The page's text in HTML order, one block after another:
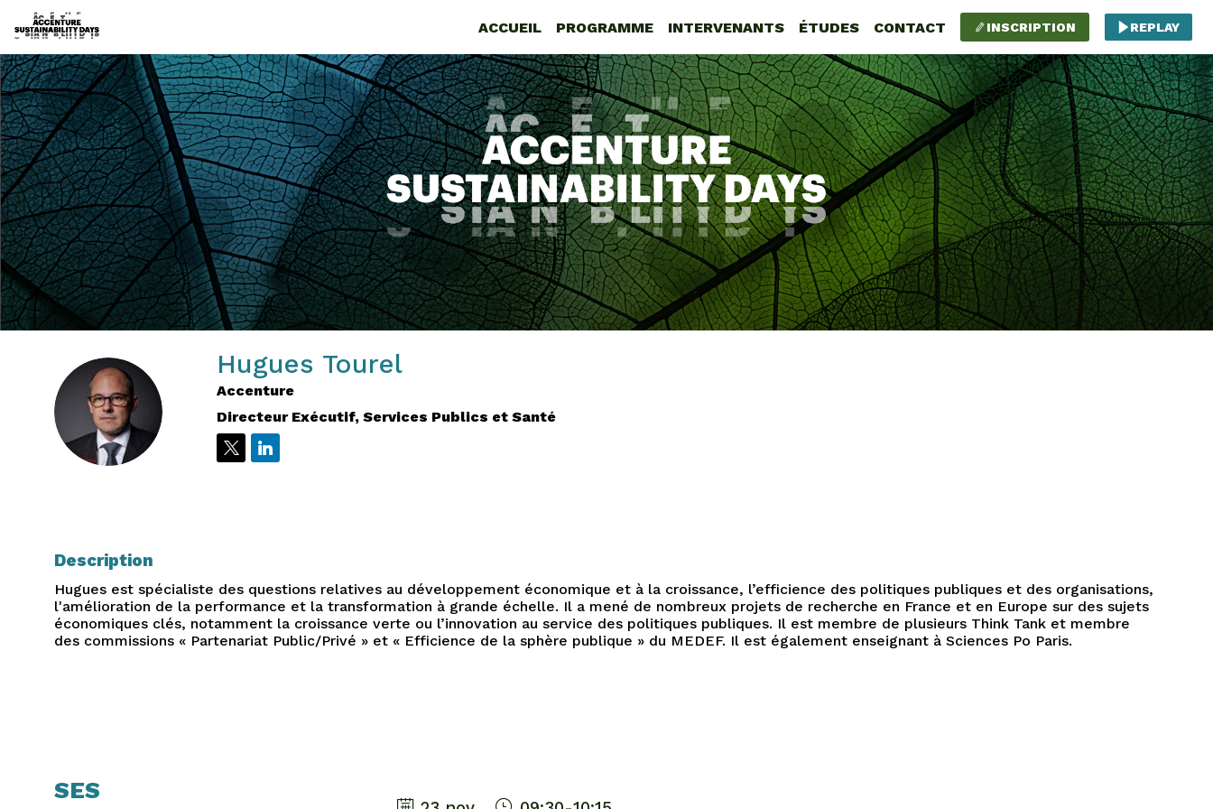
ACCUEIL PROGRAMME INTERVENANTS ÉTUDES CONTACT INSCRIPTION REPLAY
HT
Hugues Tourel
Accenture
Directeur Exécutif, Services Publics et Santé
Description
Hugues est spécialiste des questions relatives au développement économique et à la croissance, l’efficience des politiques publiques et des organisations,
l'amélioration de la performance et la transformation à grande échelle. Il a mené de nombreux projets de recherche en France et en Europe sur des sujets
économiques clés, notamment la croissance verte ou l’innovation au service des politiques publiques. Il est membre de plusieurs Think Tank et membre
des commissions « Partenariat Public/Privé » et « Efficience de la sphère publique » du MEDEF. Il est également enseignant à Sciences Po Paris.
SES